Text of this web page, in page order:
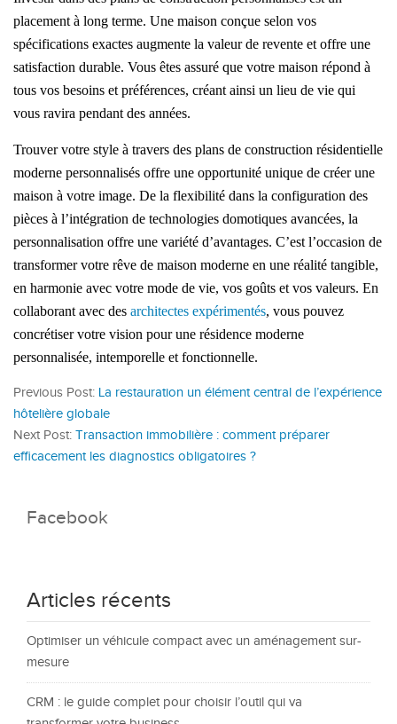
placement à long terme. Une maison conçue selon vos
spécifications exactes augmente la valeur de revente et offre une
satisfaction durable. Vous êtes assuré que votre maison répond à
tous vos besoins et préférences, créant ainsi un lieu de vie qui
vous ravira pendant des années.
Trouver votre style à travers des plans de construction résidentielle
moderne personnalisés offre une opportunité unique de créer une
maison à votre image. De la flexibilité dans la configuration des
pièces à l’intégration de technologies domotiques avancées, la
personnalisation offre une variété d’avantages. C’est l’occasion de
transformer votre rêve de maison moderne en une réalité tangible,
en harmonie avec votre mode de vie, vos goûts et vos valeurs. En
collaborant avec des architectes expérimentés, vous pouvez
concrétiser votre vision pour une résidence moderne
personnalisée, intemporelle et fonctionnelle.
Previous Post: La restauration un élément central de l’expérience
hôtelière globale
Next Post: Transaction immobilière : comment préparer
efficacement les diagnostics obligatoires ?
Facebook
Articles récents
Optimiser un véhicule compact avec un aménagement sur-
mesure
CRM : le guide complet pour choisir l’outil qui va